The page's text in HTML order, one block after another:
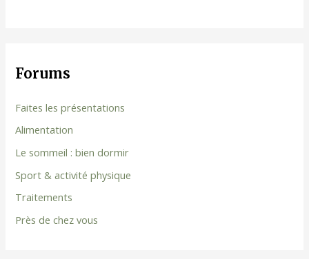
Forums
Faites les présentations
Alimentation
Le sommeil : bien dormir
Sport & activité physique
Traitements
Près de chez vous